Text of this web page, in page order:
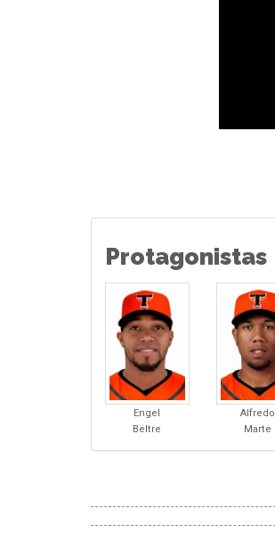
Protagonistas
Engel
Beltre
Alfredo
Marte